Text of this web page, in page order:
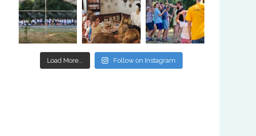
Load More... Follow on Instagram